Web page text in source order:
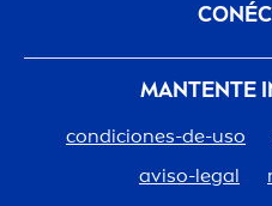
MANTENTE
condiciones-de-uso
aviso-legal